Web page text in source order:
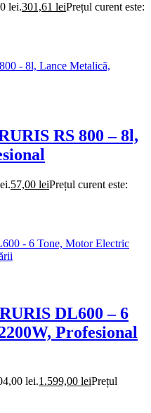
lei.301,61 leiPrețul curent este:
RS 800 – 8l,
57,00 leiPrețul curent este:
DL600 – 6
Profesional
lei.1.599,00 leiPrețul